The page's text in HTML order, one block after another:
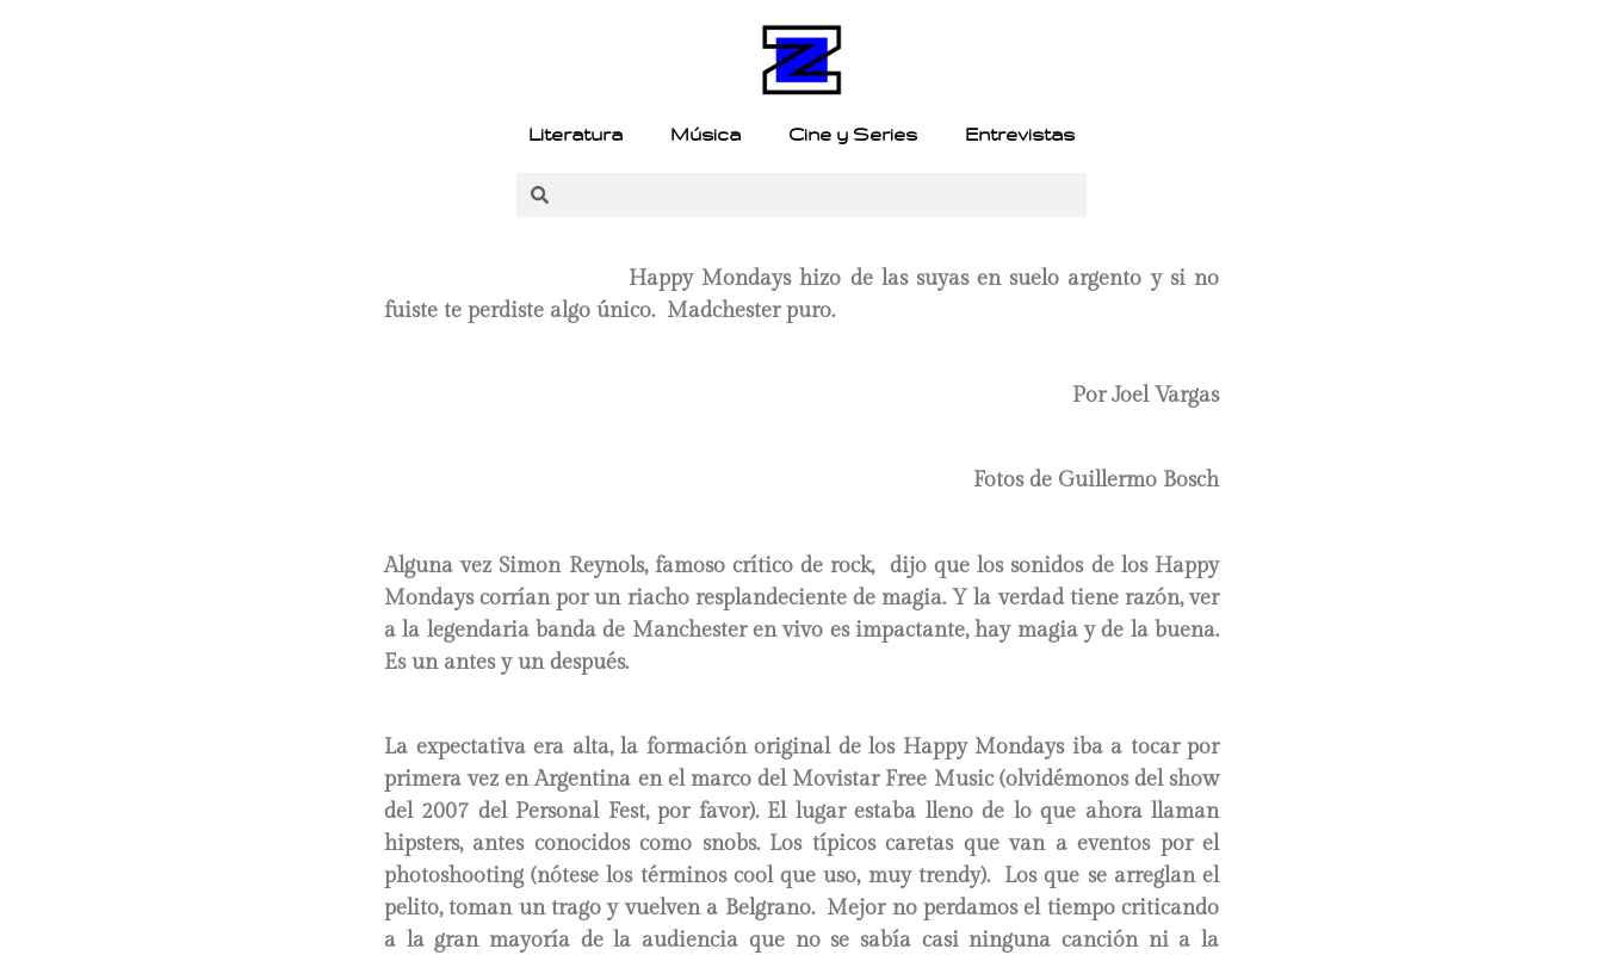
Literatura Música Cine y Series Entrevistas
Happy Mondays hizo de las suyas en suelo argento y si no
fuiste te perdiste algo único. Madchester puro.
Por Joel Vargas
Fotos de Guillermo Bosch
Alguna vez Simon Reynols, famoso crítico de rock, dijo que los sonidos de los Happy
Mondays corrían por un riacho resplandeciente de magia. Y la verdad tiene razón, ver
a la legendaria banda de Manchester en vivo es impactante, hay magia y de la buena.
Es un antes y un después.
La expectativa era alta, la formación original de los Happy Mondays iba a tocar por
primera vez en Argentina en el marco del Movistar Free Music (olvidémonos del show
del 2007 del Personal Fest, por favor). El lugar estaba lleno de lo que ahora llaman
hipsters, antes conocidos como snobs. Los típicos caretas que van a eventos por el
photoshooting (nótese los términos cool que uso, muy trendy). Los que se arreglan el
pelito, toman un trago y vuelven a Belgrano. Mejor no perdamos el tiempo criticando
a la gran mayoría de la audiencia que no se sabía casi ninguna canción ni a la